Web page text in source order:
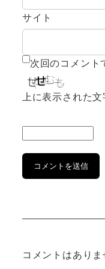
サイト
次回のコメント
上に表示された
コメントはありま